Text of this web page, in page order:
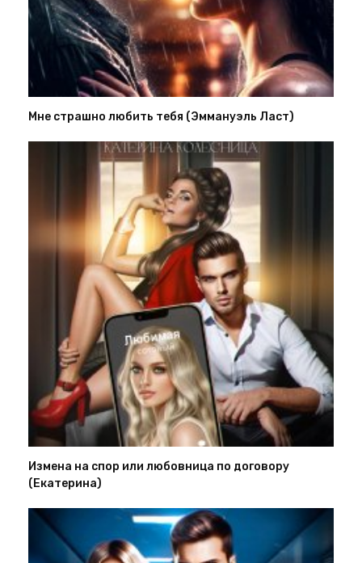
Мне страшно любить тебя (Эммануэль Ласт)
Измена на спор или любовница по договору
(Екатерина)